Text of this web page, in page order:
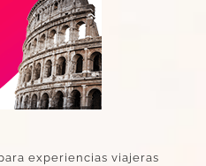
experiencias viajeras